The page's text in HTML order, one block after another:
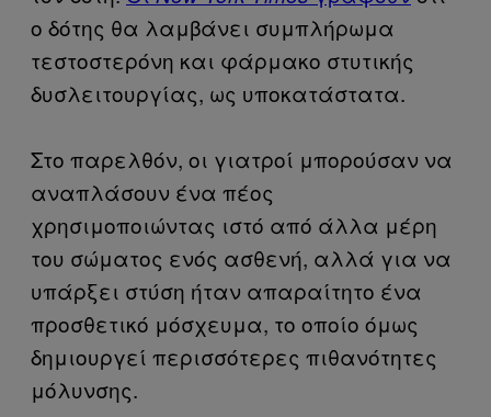
ο δότης θα λαμβάνει συμπλήρωμα
τεστοστερόνη και φάρμακο στυτικής
δυσλειτουργίας, ως υποκατάστατα.
Στο παρελθόν, οι γιατροί μπορούσαν να
αναπλάσουν ένα πέος
χρησιμοποιώντας ιστό από άλλα μέρη
του σώματος ενός ασθενή, αλλά για να
υπάρξει στύση ήταν απαραίτητο ένα
προσθετικό μόσχευμα, το οποίο όμως
δημιουργεί περισσότερες πιθανότητες
μόλυνσης.